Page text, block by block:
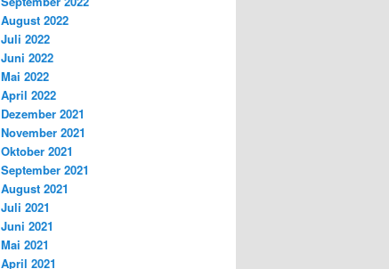
August 2022
Juli 2022
Juni 2022
Mai 2022
April 2022
Dezember 2021
November 2021
Oktober 2021
September 2021
August 2021
Juli 2021
Juni 2021
Mai 2021
April 2021